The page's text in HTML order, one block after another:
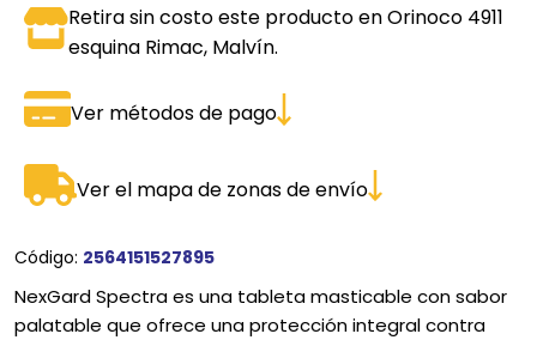
Retira sin costo este producto en Orinoco 4911
esquina Rimac, Malvín.
Ver métodos de pago
Ver el mapa de zonas de envío
Código: 2564151527895
NexGard Spectra es una tableta masticable con sabor
palatable que ofrece una protección integral contra